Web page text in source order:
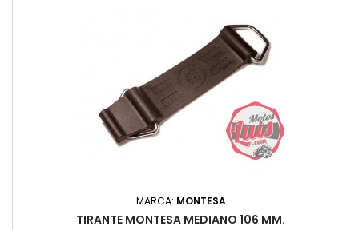
MARCA: MONTESA
TIRANTE MONTESA MEDIANO 106 MM.